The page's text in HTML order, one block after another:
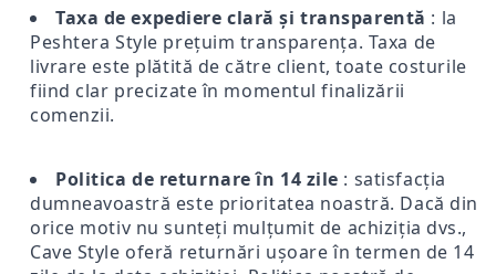
Taxa de expediere clară și transparentă : la
Peshtera Style prețuim transparența. Taxa de
livrare este plătită de către client, toate costurile
fiind clar precizate în momentul finalizării
comenzii.
Politica de returnare în 14 zile : satisfacția
dumneavoastră este prioritatea noastră. Dacă din
orice motiv nu sunteți mulțumit de achiziția dvs.,
Cave Style oferă returnări ușoare în termen de 14